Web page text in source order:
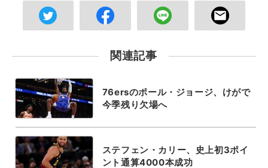
関連記事
76ersのポール・ジョージ、けがで
今季残り欠場へ
ステフェン・カリー、史上初3ポイ
ント通算4000本成功